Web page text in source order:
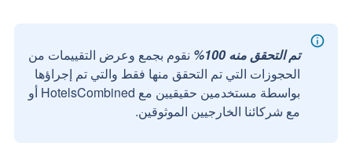
تم التحقق منه 100%
نقوم بجمع وعرض التقييمات من
الحجوزات التي تم التحقق منها فقط والتي تم إجراؤها
بواسطة مستخدمين حقيقيين مع HotelsCombined أو
مع شركائنا الخارجيين الموثوقين.